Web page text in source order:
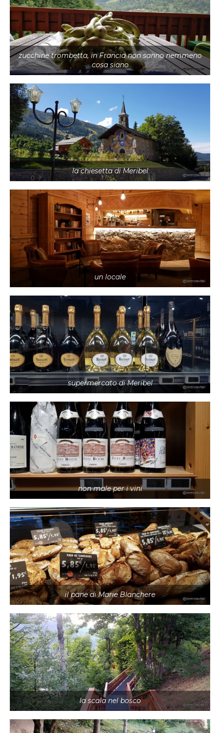
zucchine trombetta, in Francia non sanno nemmeno
cosa siano
la chiesetta di Meribel
un locale
supermercato di Meribel
non male per i vini
il pane di Marie Blanchere
la scala nel bosco